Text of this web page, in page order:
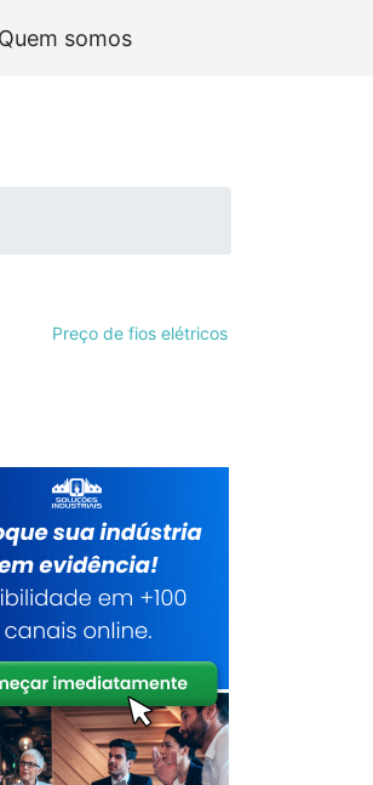
Quem somos
Preço de fios elétricos